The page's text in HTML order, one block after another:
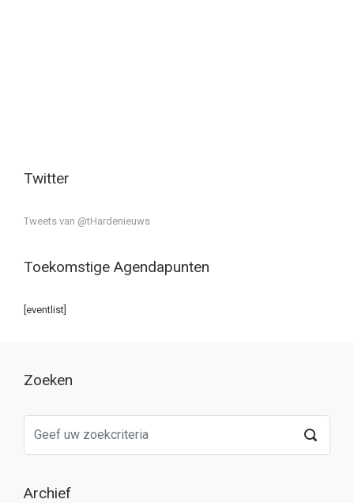
Twitter
Tweets van @tHardenieuws
Toekomstige Agendapunten
[eventlist]
Zoeken
Archief